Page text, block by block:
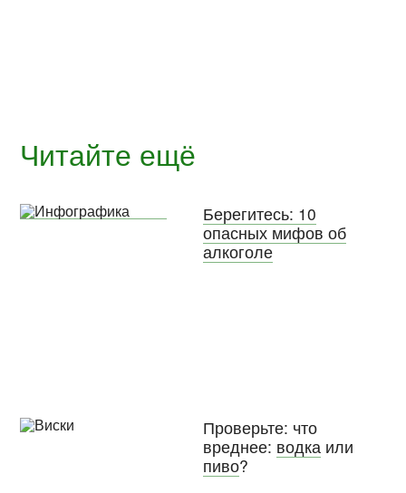
Читайте ещё
Берегитесь: 10
опасных мифов об
алкоголе
Проверьте: что
вреднее: водка или
пиво?